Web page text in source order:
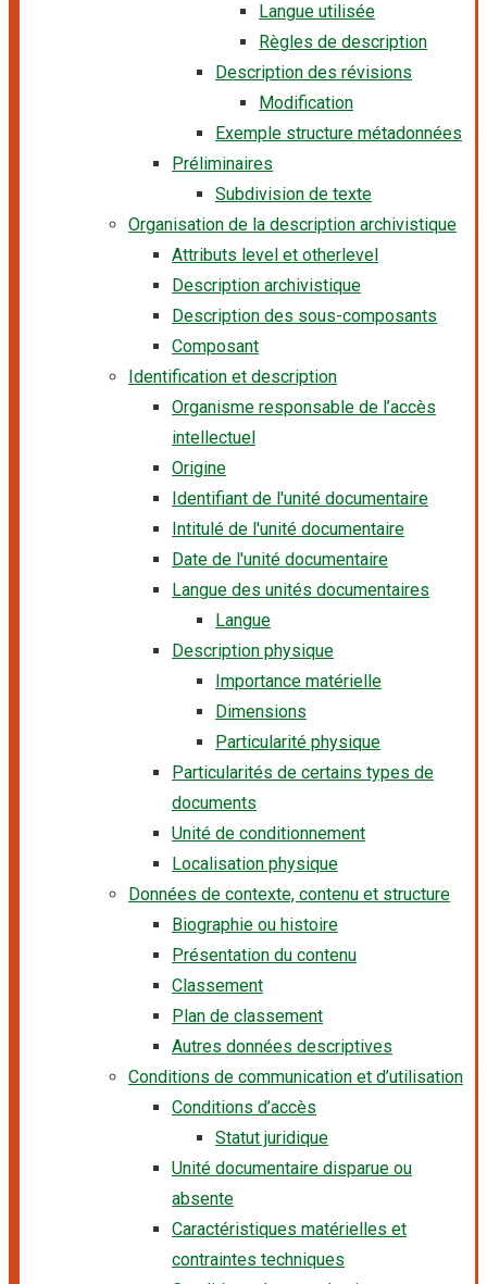
Langue utilisée
Règles de description
Description des révisions
Modification
Exemple structure métadonnées
Préliminaires
Subdivision de texte
Organisation de la description archivistique
Attributs level et otherlevel
Description archivistique
Description des sous-composants
Composant
Identification et description
Organisme responsable de l’accès
intellectuel
Origine
Identifiant de l'unité documentaire
Intitulé de l'unité documentaire
Date de l'unité documentaire
Langue des unités documentaires
Langue
Description physique
Importance matérielle
Dimensions
Particularité physique
Particularités de certains types de
documents
Unité de conditionnement
Localisation physique
Données de contexte, contenu et structure
Biographie ou histoire
Présentation du contenu
Classement
Plan de classement
Autres données descriptives
Conditions de communication et d’utilisation
Conditions d’accès
Statut juridique
Unité documentaire disparue ou
absente
Caractéristiques matérielles et
contraintes techniques